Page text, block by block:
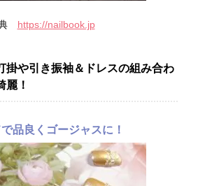
https://nailbook.jp
掛や引き振袖＆ドレスの組み合わ
麗！
品良くゴージャスに！